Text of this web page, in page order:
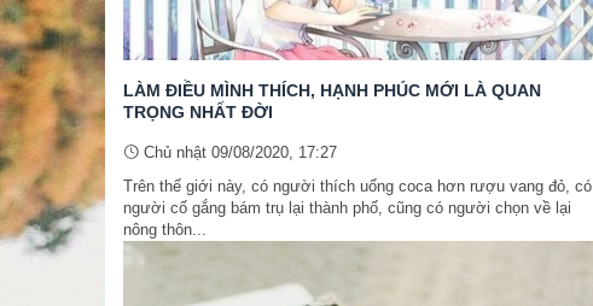
LÀM ĐIỀU MÌNH THÍCH, HẠNH PHÚC MỚI LÀ QUAN
TRỌNG NHẤT ĐỜI
Chủ nhật 09/08/2020, 17:27
Trên thế giới này, có người thích uống coca hơn rượu vang đỏ, có
người cố gắng bám trụ lại thành phố, cũng có người chọn về lại
nông thôn...